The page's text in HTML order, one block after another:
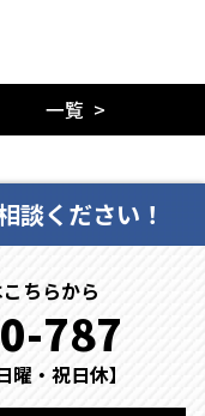
一覧 >
談ください！
ちらから
787
曜・祝日休】